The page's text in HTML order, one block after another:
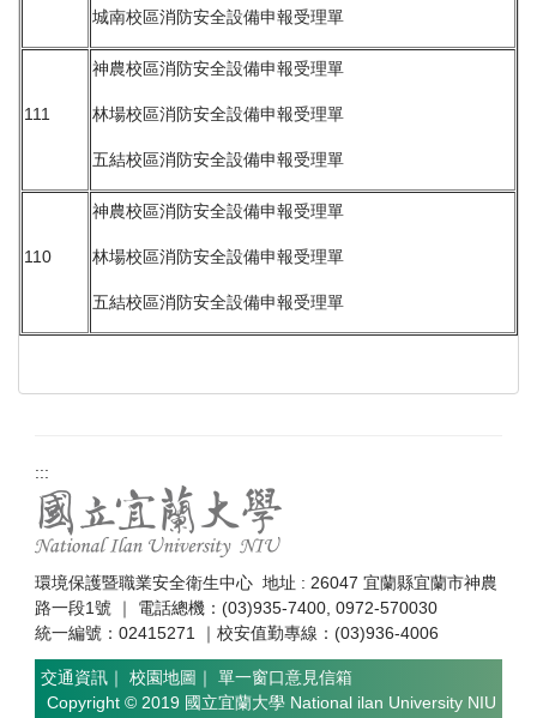
城南校區消防安全設備申報受理單
111
神農校區消防安全設備申報受理單
林場校區消防安全設備申報受理單
五結校區消防安全設備申報受理單
110
神農校區消防安全設備申報受理單
林場校區消防安全設備申報受理單
五結校區消防安全設備申報受理單
:::
環境保護暨職業安全衛生中心 地址 : 26047 宜蘭縣宜蘭市神農
路一段1號 ｜ 電話總機：(03)935-7400, 0972-570030
統一編號：02415271 ｜校安值勤專線：(03)936-4006
交通資訊 ｜ 校園地圖 ｜ 單一窗口意見信箱
Copyright © 2019 國立宜蘭大學 National ilan University NIU